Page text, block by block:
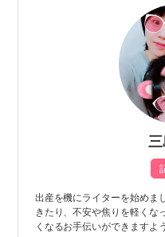
出産を機にライターを始めま
きたり、不安や焦りを軽くな
くなるお手伝いができますよ